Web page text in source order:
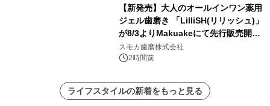
【新発売】大人のオールインワン薬用
ジェル歯磨き 「LilliSH(リリッシュ)」
が8/3よりMakuakeにて先行販売開
始！
スモカ歯磨株式会社
2時間前
ライフスタイルの新着をもっと見る